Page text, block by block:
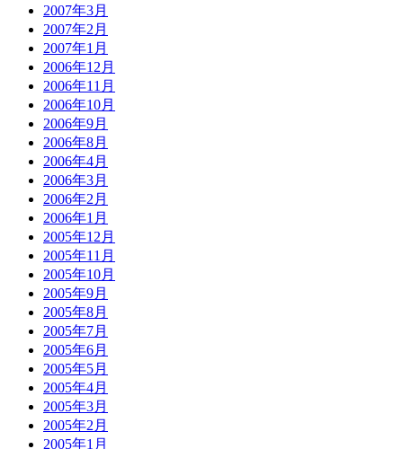
2007年3月
2007年2月
2007年1月
2006年12月
2006年11月
2006年10月
2006年9月
2006年8月
2006年4月
2006年3月
2006年2月
2006年1月
2005年12月
2005年11月
2005年10月
2005年9月
2005年8月
2005年7月
2005年6月
2005年5月
2005年4月
2005年3月
2005年2月
2005年1月